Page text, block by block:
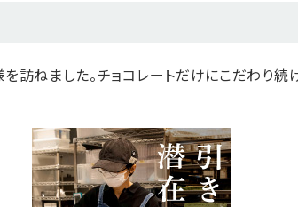
を訪ねました。チョコレートだけにこだわり